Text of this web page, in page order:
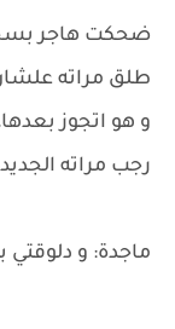
ضحكت هاجر
طلق مراته
و هو اتجوز
رجب مراته
ماجدة: و دلوقتي